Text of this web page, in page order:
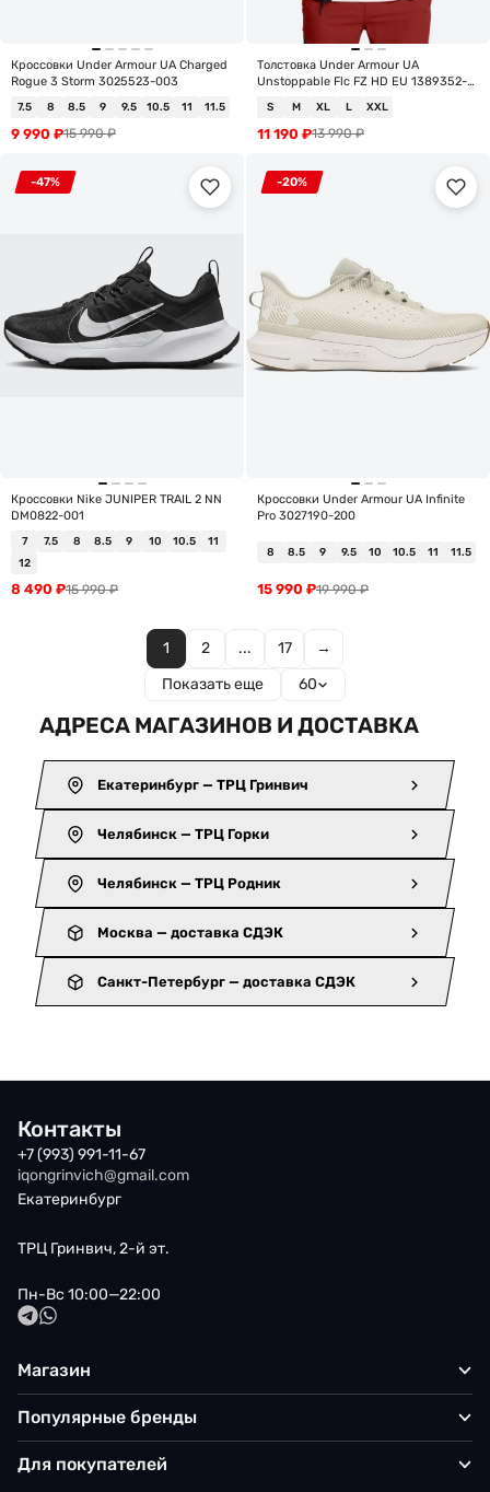
Кроссовки Under Armour UA Charged
Rogue 3 Storm 3025523-003
7.5 8 8.5 9 9.5 10.5 11 11.5
15 990₽
9 990 ₽
Толстовка Under Armour UA
Unstoppable Flc FZ HD EU 1389352-
S M XL L XXL
13 990₽
11 190 ₽
-47%
Кроссовки Nike JUNIPER TRAIL 2 NN
DM0822-001
7 7.5 8 8.5 9 10 10.5
11
12
15 990₽
8 490 ₽
-20%
Кроссовки Under Armour UA Infinite
Pro 3027190-200
8 8.5 9 9.5 10 10.5 11 11.5
19 990₽
15 990 ₽
1 2 ... 17
→
Показать еще
60
АДРЕСА МАГАЗИНОВ И ДОСТАВКА
Екатеринбург — ТРЦ Гринвич
Челябинск — ТРЦ Горки
Челябинск — ТРЦ Родник
Москва — доставка СДЭК
Санкт-Петербург — доставка СДЭК
Контакты
+7 (993) 991-11-67
iqongrinvich@gmail.com
Екатеринбург
ТРЦ Гринвич, 2-й эт.
Пн-Вс 10:00—22:00
Магазин
Популярные бренды
Для покупателей